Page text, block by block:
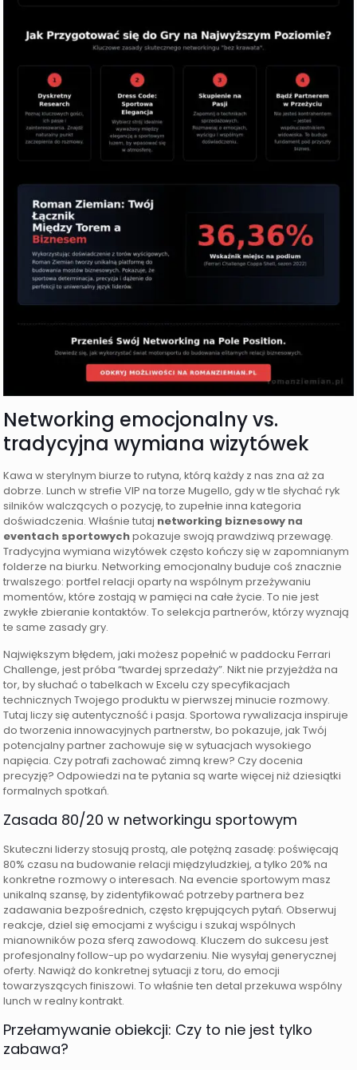
Networking emocjonalny vs.
tradycyjna wymiana wizytówek
Kawa w sterylnym biurze to rutyna, którą każdy z nas zna aż za
dobrze. Lunch w strefie VIP na torze Mugello, gdy w tle słychać ryk
silników walczących o pozycję, to zupełnie inna kategoria
doświadczenia. Właśnie tutaj networking biznesowy na
eventach sportowychpokazuje swoją prawdziwą przewagę.
Tradycyjna wymiana wizytówek często kończy się w zapomnianym
folderze na biurku. Networking emocjonalny buduje coś znacznie
trwalszego: portfel relacji oparty na wspólnym przeżywaniu
momentów, które zostają w pamięci na całe życie. To nie jest
zwykłe zbieranie kontaktów. To selekcja partnerów, którzy wyznają
te same zasady gry.
Największym błędem, jaki możesz popełnić w paddocku Ferrari
Challenge, jest próba “twardej sprzedaży”. Nikt nie przyjeżdża na
tor, by słuchać o tabelkach w Excelu czy specyfikacjach
technicznych Twojego produktu w pierwszej minucie rozmowy.
Tutaj liczy się autentyczność i pasja. Sportowa rywalizacja inspiruje
do tworzenia innowacyjnych partnerstw, bo pokazuje, jak Twój
potencjalny partner zachowuje się w sytuacjach wysokiego
napięcia. Czy potrafi zachować zimną krew? Czy docenia
precyzję? Odpowiedzi na te pytania są warte więcej niż dziesiątki
formalnych spotkań.
Zasada 80/20 w networkingu sportowym
Skuteczni liderzy stosują prostą, ale potężną zasadę: poświęcają
80% czasu na budowanie relacji międzyludzkiej, a tylko 20% na
konkretne rozmowy o interesach. Na evencie sportowym masz
unikalną szansę, by zidentyfikować potrzeby partnera bez
zadawania bezpośrednich, często krępujących pytań. Obserwuj
reakcje, dziel się emocjami z wyścigu i szukaj wspólnych
mianowników poza sferą zawodową. Kluczem do sukcesu jest
profesjonalny follow-up po wydarzeniu. Nie wysyłaj generycznej
oferty. Nawiąż do konkretnej sytuacji z toru, do emocji
towarzyszących finiszowi. To właśnie ten detal przekuwa wspólny
lunch w realny kontrakt.
Przełamywanie obiekcji: Czy to nie jest tylko
zabawa?